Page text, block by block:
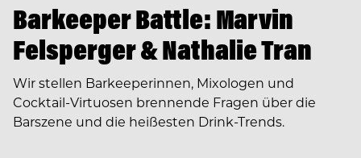
Barkeeper Battle: Marvin
Felsperger & Nathalie Tran
Wir stellen Barkeeperinnen, Mixologen und
Cocktail-Virtuosen brennende Fragen über die
Barszene und die heißesten Drink-Trends.